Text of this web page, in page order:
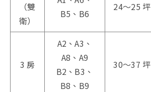
（雙
衛）
B5、B6
24～25 坪
3 房
A2、A3、
A8、A9
B2、B3、
B8、B9
30～37 坪